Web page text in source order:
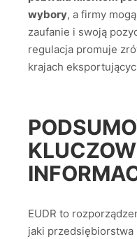
wybory, a firmy
zaufanie i swoją
regulacja promuje
krajach
EUDR to
jaki przedsiębiorstwa